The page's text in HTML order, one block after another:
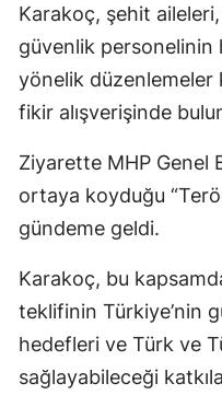
Karakoç, şehit
güvenlik personelinin
yönelik düzenlemeler
fikir alışverişinde
Ziyarette MHP Genel
ortaya koyduğu
gündeme geldi.
Karakoç, bu
teklifinin Türkiye’nin
hedefleri ve Türk ve
sağlayabileceği